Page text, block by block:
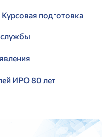
Курсовая подготовка
службы
ИРО 80 лет